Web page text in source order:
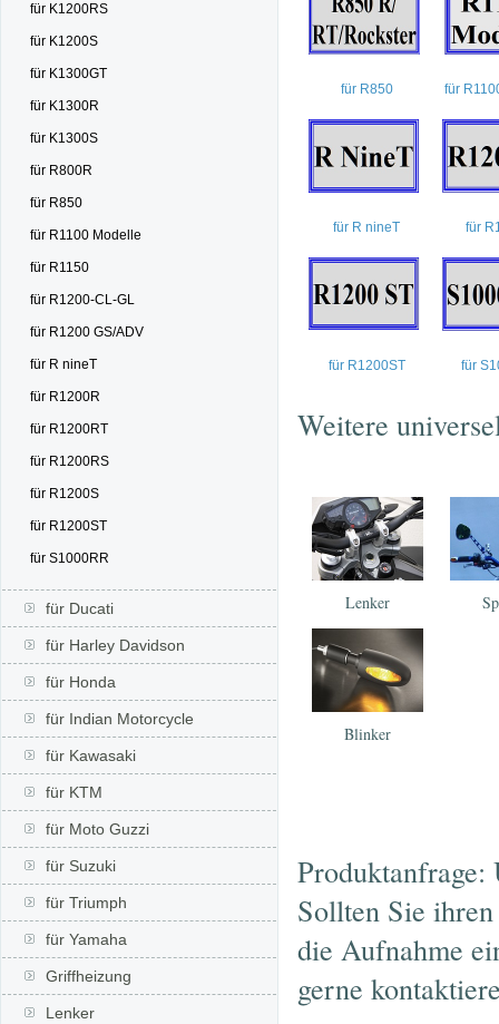
für K1200RS
für K1200S
für K1300GT
für K1300R
für K1300S
für R800R
für R850
für R1100 Modelle
für R1150
für R1200-CL-GL
für R1200 GS/ADV
für R nineT
für R1200R
für R1200RT
für R1200RS
für R1200S
für R1200ST
für S1000RR
für Ducati
für Harley Davidson
für Honda
für Indian Motorcycle
für Kawasaki
für KTM
für Moto Guzzi
für Suzuki
für Triumph
für Yamaha
Griffheizung
Lenker
für R850 für
für R nineT für
für R1200ST für
Weitere
Lenker
Blinker
Sollten Sie
die Aufnahme
gerne